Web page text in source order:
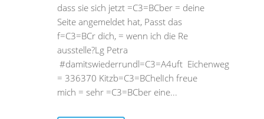
dass sie sich jetzt =C3=BCber = deine
Seite angemeldet hat, Passt das
f=C3=BCr dich, = wenn ich die Re
ausstelle?Lg Petra
#damitswiederrundl=C3=A4uft Eichenweg
= 336370 Kitzb=C3=BChelIch freue
mich = sehr =C3=BCber eine...